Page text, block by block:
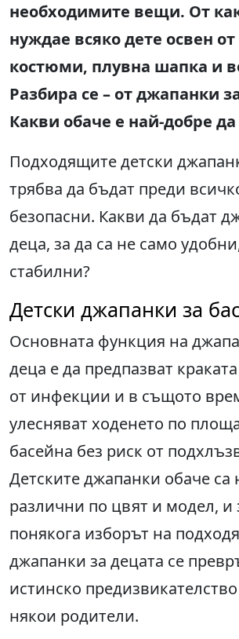
необходимите вещи. От
нуждае всяко дете освен
костюми, плувна шапка и
Разбира се – от джапанки
Какви обаче е най-добре
Подходящите детски
трябва да бъдат преди
безопасни. Какви да бъдат
деца, за да са не само
стабилни?
Детски джапанки за
Основната функция на
деца е да предпазват
от инфекции и в същото
улесняват ходенето по
басейна без риск от
Детските джапанки обаче са
различни по цвят и модел, и
понякога изборът на
джапанки за децата се
истинско
някои родители.